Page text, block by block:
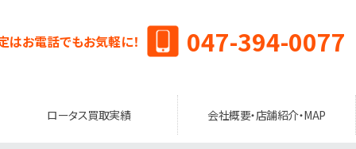
はお電話でもお気軽に！ 047-394-0077
ロータス買取実績 会社概要・店舗紹介・MAP